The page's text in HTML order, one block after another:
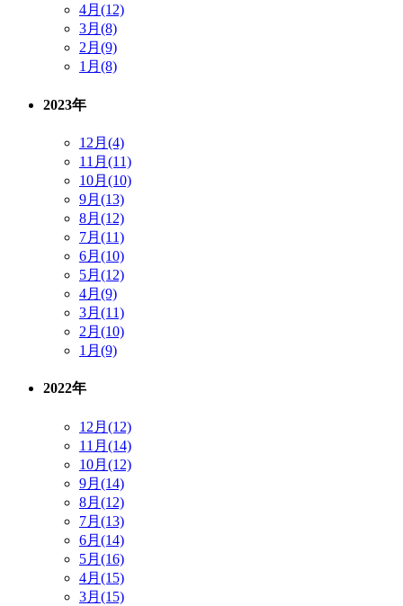
4月(12)
3月(8)
2月(9)
1月(8)
2023年
12月(4)
11月(11)
10月(10)
9月(13)
8月(12)
7月(11)
6月(10)
5月(12)
4月(9)
3月(11)
2月(10)
1月(9)
2022年
12月(12)
11月(14)
10月(12)
9月(14)
8月(12)
7月(13)
6月(14)
5月(16)
4月(15)
3月(15)